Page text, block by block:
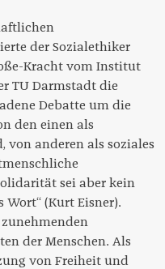
der Sozialethiker
Kracht vom Institut
TU Darmstadt die
Debatte um die
den einen als
anderen als soziales
sei aber kein
Wort“ (Kurt Eisner).
der Menschen. Als
von Freiheit und